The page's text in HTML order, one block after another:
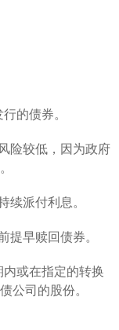
的债券。
险较低，因为政府
续派付利息。
提早赎回债券。
或在指定的转换
公司的股份。